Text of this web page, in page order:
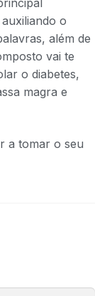
o
além de
vai te
o diabetes,
magra e
a tomar o seu